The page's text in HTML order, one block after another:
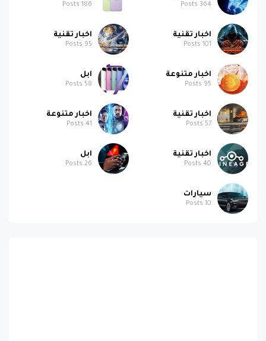
364
186
اخبار تقنية
101
اخبار تقنية
95
اخبار متنوعة
95
ابل
58
اخبار تقنية
57
اخبار متنوعة
41
اخبار تقنية
40
ابل
26
سيارات
10